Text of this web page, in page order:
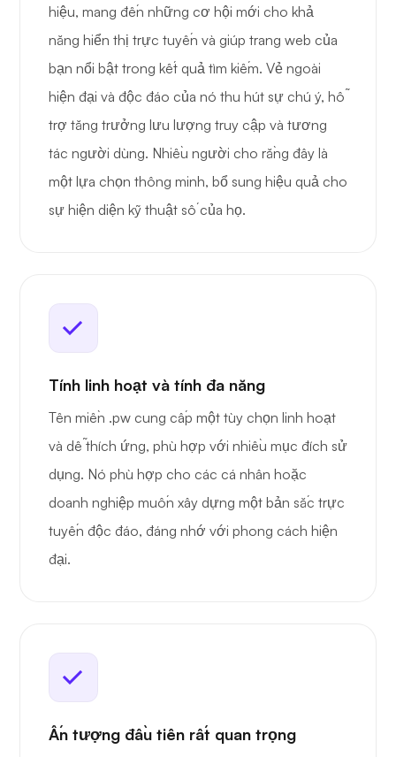
hiệu, mang đến những cơ hội mới cho khả
năng hiển thị trực tuyến và giúp trang web của
bạn nổi bật trong kết quả tìm kiếm. Vẻ ngoài
hiện đại và độc đáo của nó thu hút sự chú ý, hỗ
trợ tăng trưởng lưu lượng truy cập và tương
tác người dùng. Nhiều người cho rằng đây là
một lựa chọn thông minh, bổ sung hiệu quả cho
sự hiện diện kỹ thuật số của họ.
Tính linh hoạt và tính đa năng
Tên miền .pw cung cấp một tùy chọn linh hoạt
và dễ thích ứng, phù hợp với nhiều mục đích sử
dụng. Nó phù hợp cho các cá nhân hoặc
doanh nghiệp muốn xây dựng một bản sắc trực
tuyến độc đáo, đáng nhớ với phong cách hiện
đại.
Ấn tượng đầu tiên rất quan trọng